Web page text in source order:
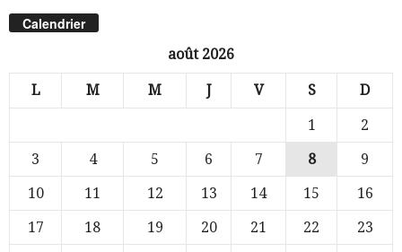
Calendrier
août 2026
L M M J V S D
1
2
3
4 5 6 7 8
9
10
11 12 13 14 15
16
17
18 19 20 21 22
23